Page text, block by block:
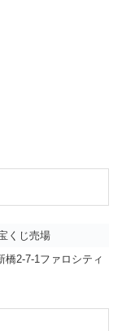
くじ売場
橋2-7-1ファロシティ